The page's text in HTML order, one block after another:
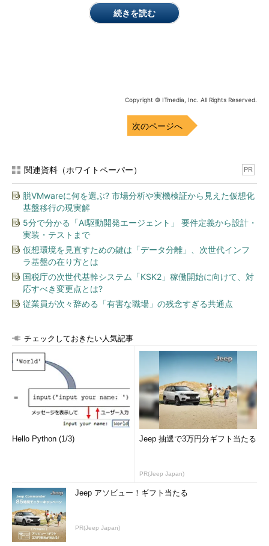
もし集めたデータに偽造や改ざんがあった場合、機械学習で正
──学習用のデータセットをブロックチェーンで監査可能にす
る。データにハンコが押されると認証可能となる、そんなイメー
石井氏そうです。ただし、今のブロックチェーン技術はリアル
タイム性が強くありません。従って自動運転車や工場のロボット
が動いているさなかにデータ検証を行う方法は限られます。しか
し、停止していたロボットを動かすときに、データの改ざんがな
いかをチェックできるだけでも、大きなメリットになるでしょ
う。
ブロックチェーンの重要な性質は、「改ざん不可能な履歴」
──石井さんが立ち上げたブロックチェーン技術コミュニティー
「Blockchain EXE」のミートアップで、「ブロックチェーンに
ください。
石井氏硬貨やお札のような物理的なお金は、手渡せば手元から
なくなるので2重支払いが避けられます。これは物理的な制約だ
といえます。一方、デジタルデータは、複製が容易なので今まで
お金として扱うことは困難でした。しかしブロックチェーン技術
を使う仮想通貨は、2重支払いも、偽造もできない仕組みになっ
ています。その理由は、ブロックチェーンに物理法則のような制
ブロックチェーンでは、取引データを「ブロック
す。新しいブロックを承認するたびに、多数の参加者のマシン
（ノード）が参加する「
造を防止します。しかもブロック同士は、ハッシュ値を使ってチ
ェーンのように連結され、連結された全ブロックが全てのノード
続きを読む
Copyright © ITmedia, Inc. All Rights Reserved.
次のページへ
関連資料（ホワイトペーパー） PR
脱VMwareに何を選ぶ? 市場分析や実機検証から見えた仮想化
基盤移行の現実解
5分で分かる「AI駆動開発エージェント」 要件定義から設計・
実装・テストまで
仮想環境を見直すための鍵は「データ分離」、次世代インフ
ラ基盤の在り方とは
国税庁の次世代基幹システム「KSK2」稼働開始に向けて、対
応すべき変更点とは?
従業員が次々辞める「有害な職場」の残念すぎる共通点
チェックしておきたい人気記事
Hello Python (1/3) Jeep 抽選で3万円分ギフト当たる
PR(Jeep Japan)
Jeep アソビュー！ギフト当たる
PR(Jeep Japan)